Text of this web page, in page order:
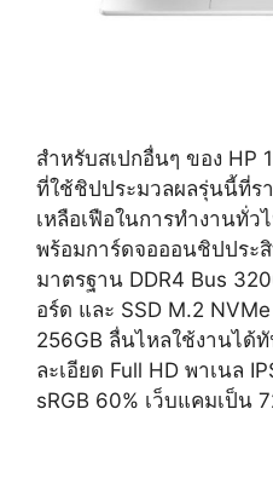
สำหรับสเปกอื่นๆ ของ HP
ที่ใช้ชิปประมวลผลรุ่นนี้ที่ร
เหลือเฟือในการทำงานทั่ว
พร้อมการ์ดจอออนชิปประ
มาตรฐาน DDR4 Bus
อร์ด และ SSD M.2
256GB ลื่นไหลใช้งานได้
ละเอียด Full HD พาเนล
sRGB 60% เว็บแคมเป็น